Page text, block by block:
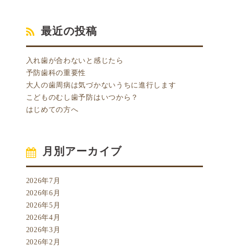
最近の投稿
入れ歯が合わないと感じたら
予防歯科の重要性
大人の歯周病は気づかないうちに進行します
こどものむし歯予防はいつから？
はじめての方へ
月別アーカイブ
2026年7月
2026年6月
2026年5月
2026年4月
2026年3月
2026年2月